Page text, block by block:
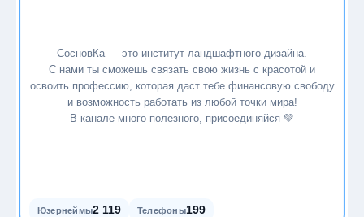
СосновКа — это институт ландшафтного дизайна.
С нами ты сможешь связать свою жизнь с красотой и
освоить профессию, которая даст тебе финансовую свободу
и возможность работать из любой точки мира!
В канале много полезного, присоединяйся 💚
Юзернеймы2 119 Телефоны199